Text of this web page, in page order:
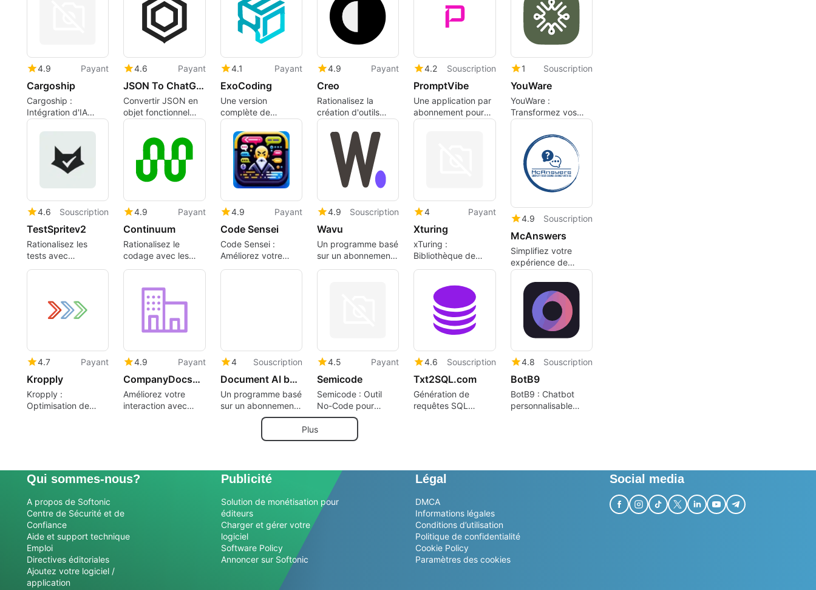
personnalisé
4.9 Payant
Cargoship
Cargoship :
Intégration d'IA
Simplifiée
4.6 Payant
JSON To ChatGPT
Convertir JSON en
objet fonctionnel
pour ChatGPT
4.1 Payant
ExoCoding
Une version
complète de
l'application pour les
applications Web.
4.9 Payant
Creo
Rationalisez la
création d'outils
internes avec Creo
4.2 Souscription
PromptVibe
Une application par
abonnement pour
les applications
1 Souscription
YouWare
YouWare :
Transformez vos
idées en code
4.6 Souscription
TestSpritev2
Rationalisez les
tests avec
TestSpritev2
4.9 Payant
Continuum
Rationalisez le
codage avec les
fonctionnalités d'IA
4.9 Payant
Code Sensei
Code Sensei :
Améliorez votre
compréhension du
4.9 Souscription
Wavu
Un programme basé
sur un abonnement
pour les applications
4 Payant
Xturing
xTuring :
Bibliothèque de
personnalisation AI
4.9 Souscription
McAnswers
Simplifiez votre
expérience de
codage avec
McAnswers
4.7 Payant
Kropply
Kropply :
Optimisation de
4.9 Payant
CompanyDocsGPT
Améliorez votre
interaction avec
4 Souscription
Document AI by Playmaker
Un programme basé
sur un abonnement
pour les applications
4.5 Payant
Semicode
Semicode : Outil
No-Code pour
Applications Web
4.6 Souscription
Txt2SQL.com
Génération de
requêtes SQL
4.8 Souscription
BotB9
BotB9 : Chatbot
personnalisable
Plus
Qui sommes-nous?
A propos de Softonic
Centre de Sécurité et de
Confiance
Aide et support technique
Emploi
Directives éditoriales
Ajoutez votre logiciel /
application
Publicité
Solution de monétisation pour
éditeurs
Charger et gérer votre
logiciel
Software Policy
Annoncer sur Softonic
Légal
DMCA
Informations légales
Conditions d’utilisation
Politique de confidentialité
Cookie Policy
Paramètres des cookies
Social media